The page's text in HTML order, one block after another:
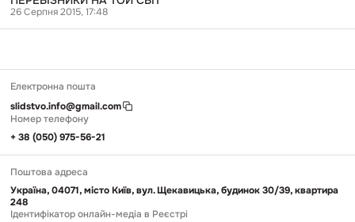
26 Серпня 2015, 17:48
Електронна пошта
slidstvo.info@gmail.com
Номер телефону
+ 38 (050) 975-56-21
Поштова адреса
Україна, 04071, місто Київ, вул. Щекавицька, будинок 30/39, квартира
248
Ідентифікатор онлайн-медіа в Реєстрі